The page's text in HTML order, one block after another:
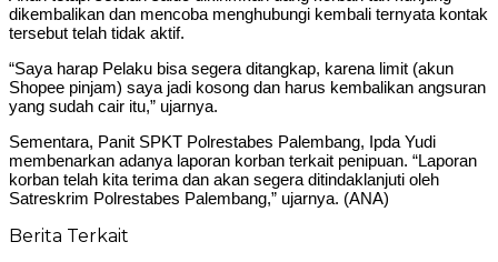
dikembalikan dan mencoba menghubungi kembali ternyata kontak
tersebut telah tidak aktif.
“Saya harap Pelaku bisa segera ditangkap, karena limit (akun
Shopee pinjam) saya jadi kosong dan harus kembalikan angsuran
yang sudah cair itu,” ujarnya.
Sementara, Panit SPKT Polrestabes Palembang, Ipda Yudi
membenarkan adanya laporan korban terkait penipuan. “Laporan
korban telah kita terima dan akan segera ditindaklanjuti oleh
Satreskrim Polrestabes Palembang,” ujarnya. (ANA)
Berita Terkait